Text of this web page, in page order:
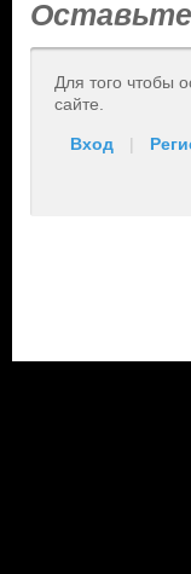
Для того чтобы
сайте.
Вход |